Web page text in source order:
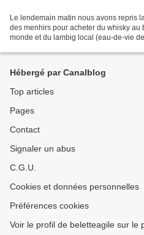
Le lendemain matin nous avons repris
des menhirs pour acheter du whisky
monde et du lambig local (eau-de-vie
Hébergé par Canalblog
Top articles
Pages
Contact
Signaler un abus
C.G.U.
Cookies et données personnelles
Préférences cookies
Voir le profil de beletteagile sur le